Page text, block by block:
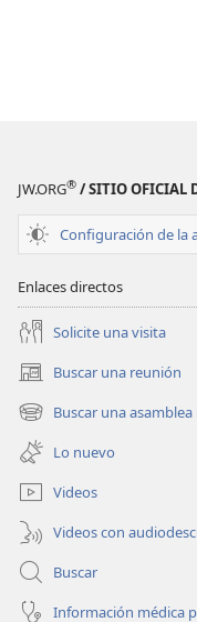
JW.ORG® / SITIO OFICIAL
Configuración de la
Enlaces directos
Solicite una visita
Buscar una reunión
(abre
una
nueva
ventana)
Buscar una
(abre
una
nueva
ventana)
Lo nuevo
Videos
Videos con
Buscar
Información médica